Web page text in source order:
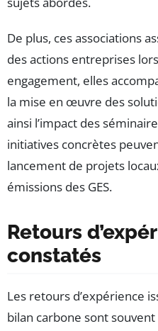
De plus, ces associations
des actions entreprises
engagement, elles
la mise en œuvre des
ainsi l’impact des
initiatives concrètes
lancement de projets
émissions des GES.
Retours
constatés
Les retours d’expérience
bilan carbone sont